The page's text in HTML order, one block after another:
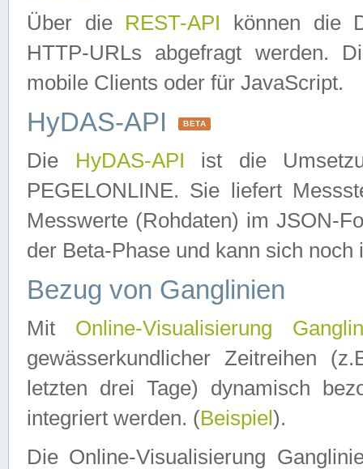
Über die REST-API können die
HTTP-URLs abgefragt werden.
mobile Clients oder für JavaScript.
HyDAS-API BETA
Die HyDAS-API ist die
PEGELONLINE. Sie liefert
Messwerte (Rohdaten) im JSON-
der Beta-Phase und kann sich noch
Bezug von Ganglinien
Mit Online-Visualisierung
gewässerkundlicher Zeitreihen
letzten drei Tage) dynamisch
integriert werden. (Beispiel ).
Die Online-Visualisierung